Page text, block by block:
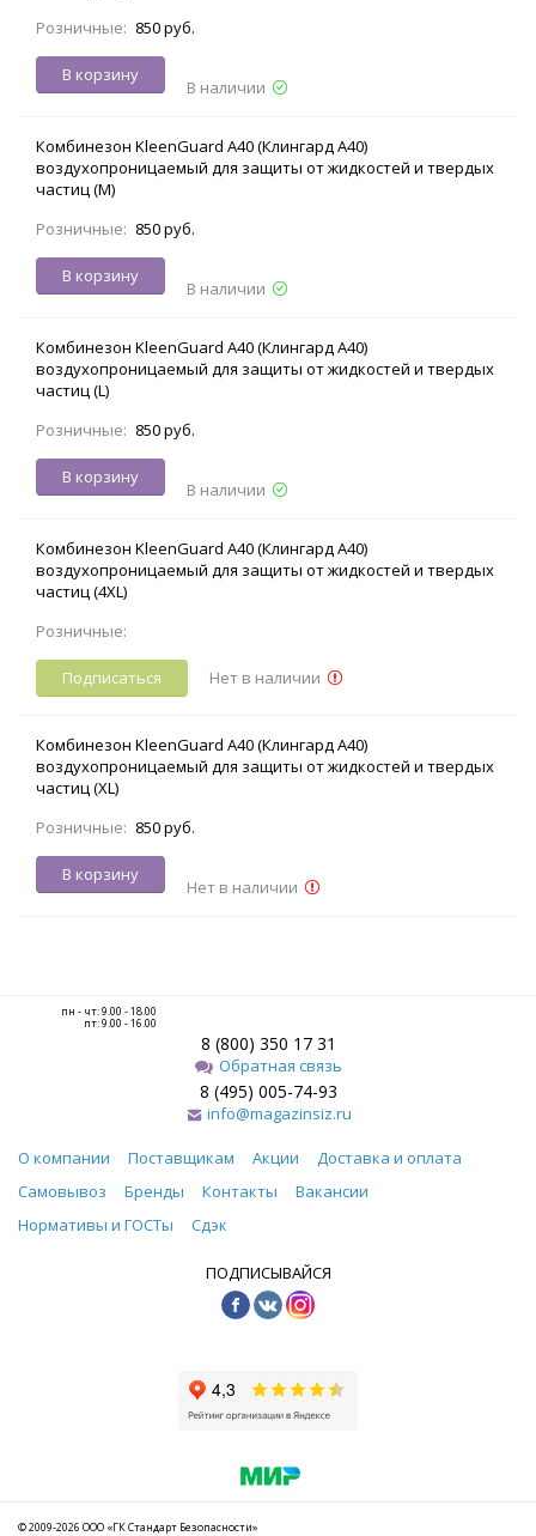
Розничные: 850 руб.
В корзину
В наличии
Комбинезон KleenGuard A40 (Клингард А40)
воздухопроницаемый для защиты от жидкостей и твердых
частиц (M)
Розничные: 850 руб.
В корзину
В наличии
Комбинезон KleenGuard A40 (Клингард А40)
воздухопроницаемый для защиты от жидкостей и твердых
частиц (L)
Розничные: 850 руб.
В корзину
В наличии
Комбинезон KleenGuard A40 (Клингард А40)
воздухопроницаемый для защиты от жидкостей и твердых
частиц (4XL)
Розничные:
Подписаться Нет в наличии
Комбинезон KleenGuard A40 (Клингард А40)
воздухопроницаемый для защиты от жидкостей и твердых
частиц (XL)
Розничные: 850 руб.
В корзину
Нет в наличии
пн - чт: 9.00 - 18.00
пт: 9.00 - 16.00
8 (800) 350 17 31
Обратная связь
8 (495) 005-74-93
info@magazinsiz.ru
О компании Поставщикам Акции
Доставка и оплата
Самовывоз
Бренды Контакты
Вакансии
Нормативы и ГОСТы
Сдэк
ПОДПИСЫВАЙСЯ
© 2009-2026 ООО «ГК Стандарт Безопасности»